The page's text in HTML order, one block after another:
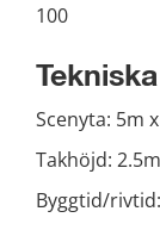
100
Scenyta: 5m
Takhöjd: 2.5m
Byggtid/